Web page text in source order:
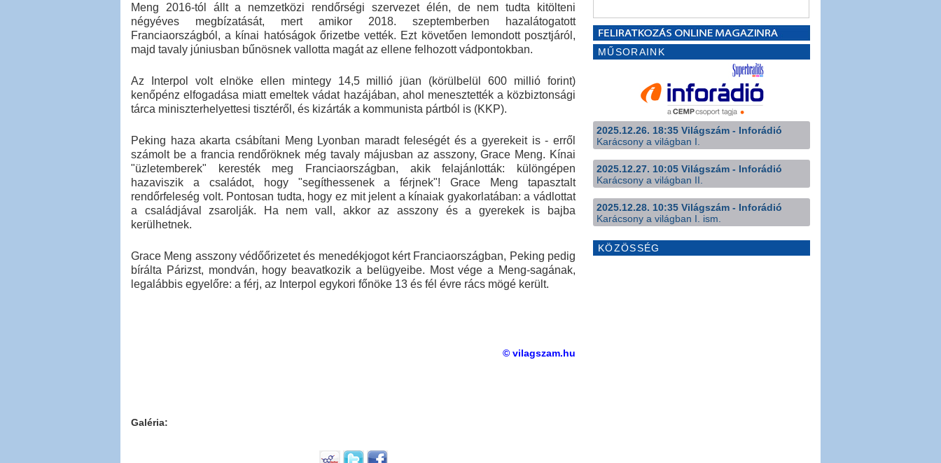
Meng 2016-tól állt a nemzetközi rendőrségi szervezet élén, de nem tudta kitölteni
négyéves megbízatását, mert amikor 2018. szeptemberben hazalátogatott
Franciaországból, a kínai hatóságok őrizetbe vették. Ezt követően lemondott posztjáról,
majd tavaly júniusban bűnösnek vallotta magát az ellene felhozott vádpontokban.
Az Interpol volt elnöke ellen mintegy 14,5 millió jüan (körülbelül 600 millió forint)
kenőpénz elfogadása miatt emeltek vádat hazájában, ahol menesztették a közbiztonsági
tárca miniszterhelyettesi tisztéről, és kizárták a kommunista pártból is (KKP).
Peking haza akarta csábítani Meng Lyonban maradt feleségét és a gyerekeit is - erről
számolt be a francia rendőröknek még tavaly májusban az asszony, Grace Meng. Kínai
"üzletemberek" keresték meg Franciaországban, akik felajánlották: különgépen
hazaviszik a családot, hogy "segíthessenek a férjnek"! Grace Meng tapasztalt
rendőrfeleség volt. Pontosan tudta, hogy ez mit jelent a kínaiak gyakorlatában: a vádlottat
a családjával zsarolják. Ha nem vall, akkor az asszony és a gyerekek is bajba
kerülhetnek.
Grace Meng asszony védőőrizetet és menedékjogot kért Franciaországban, Peking pedig
bírálta Párizst, mondván, hogy beavatkozik a belügyeibe. Most vége a Meng-sagának,
legalábbis egyelőre: a férj, az Interpol egykori főnöke 13 és fél évre rács mögé került.
© vilagszam.hu
Galéria:
MŰSORAINK
2025.12.26. 18:35 Világszám - Inforádió
Karácsony a világban I.
2025.12.27. 10:05 Világszám - Inforádió
Karácsony a világban II.
2025.12.28. 10:35 Világszám - Inforádió
Karácsony a világban I. ism.
KÖZÖSSÉG